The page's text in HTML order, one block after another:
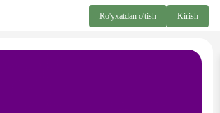
Ro'yxatdan o'tish Kirish